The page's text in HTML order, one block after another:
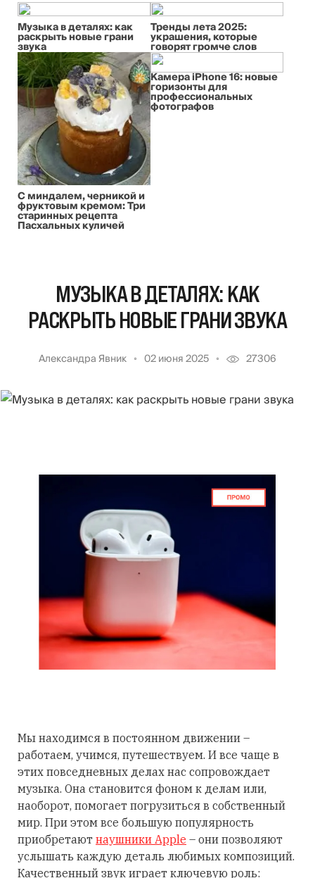
Музыка в деталях: как
раскрыть новые грани
звука
Тренды лета 2025:
украшения, которые
говорят громче слов
С миндалем, черникой и
фруктовым кремом: Три
старинных рецепта
Пасхальных куличей
Камера iPhone 16: новые
горизонты для
профессиональных
фотографов
МУЗЫКА В ДЕТАЛЯХ: КАК
РАСКРЫТЬ НОВЫЕ ГРАНИ ЗВУКА
Александра Явник 02 июня 2025 27306
Мы находимся в постоянном движении –
работаем, учимся, путешествуем. И все чаще в
этих повседневных делах нас сопровождает
музыка. Она становится фоном к делам или,
наоборот, помогает погрузиться в собственный
мир. При этом все большую популярность
приобретают наушники Apple – они позволяют
услышать каждую деталь любимых композиций.
Качественный звук играет ключевую роль: